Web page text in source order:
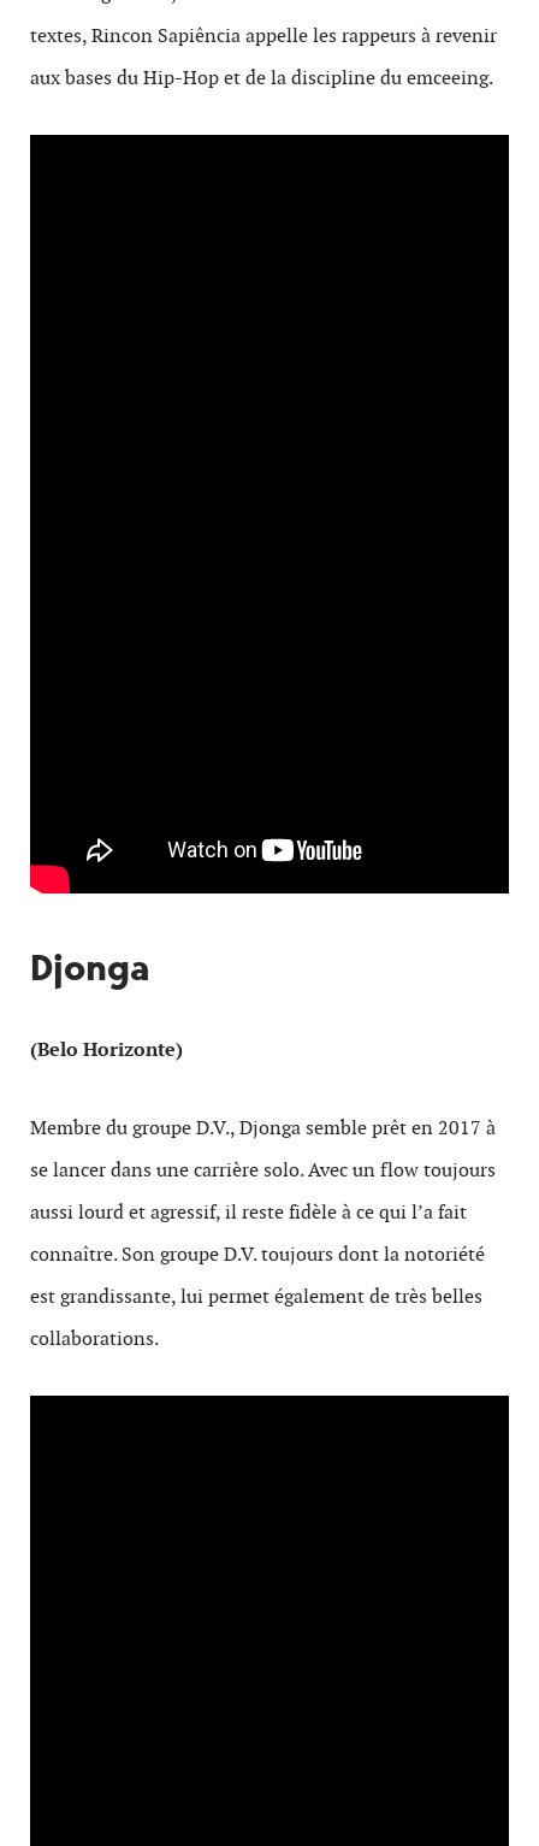
textes, Rincon Sapiência appelle les rappeurs à revenir
aux bases du Hip-Hop et de la discipline du emceeing.
Djonga
(Belo Horizonte)
Membre du groupe D.V., Djonga semble prêt en 2017 à
se lancer dans une carrière solo. Avec un flow toujours
aussi lourd et agressif, il reste fidèle à ce qui l’a fait
connaître. Son groupe D.V. toujours dont la notoriété
est grandissante, lui permet également de très belles
collaborations.